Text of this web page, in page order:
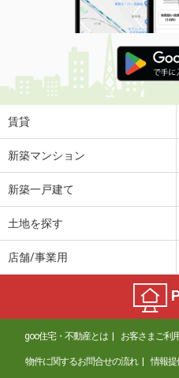
賃貸
新築マンション
新築一戸建て
土地を探す
店舗/事業用
goo住宅・不動産とは お客さまご利
物件に関するお問合せの流れ 情報提